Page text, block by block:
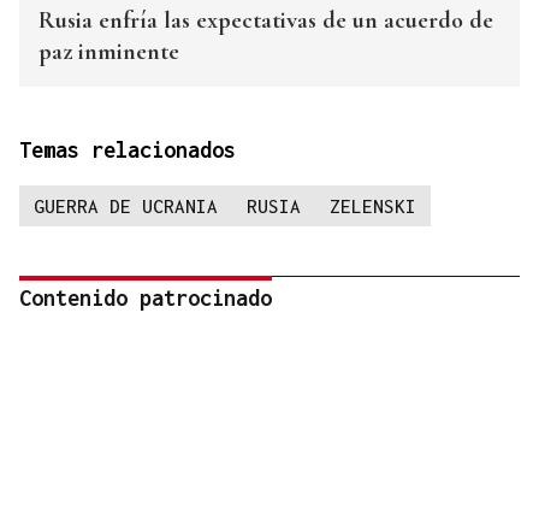
Rusia enfría las expectativas de un acuerdo de
paz inminente
Temas relacionados
GUERRA DE UCRANIA RUSIA ZELENSKI
Contenido patrocinado